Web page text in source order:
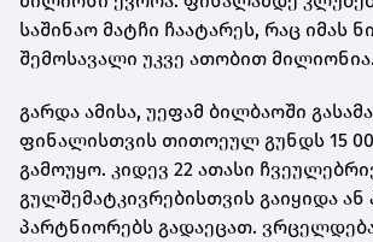
საშინაო მატჩი ჩაატარეს, რაც იმას
შემოსავალი უკვე ათობით მილიონია.
გარდა ამისა, უეფამ ბილბაოში
ფინალისთვის თითოეულ გუნდს 15
გამოუყო. კიდევ 22 ათასი
გულშემატკივრებისთვის გაიყიდა
პარტნიორებს გადაეცათ.